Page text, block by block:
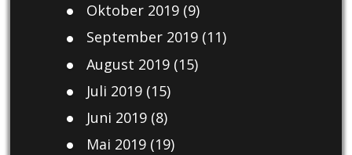
Oktober 2019(9)
September 2019(11)
August 2019(15)
Juli 2019(15)
Juni 2019(8)
Mai 2019(19)